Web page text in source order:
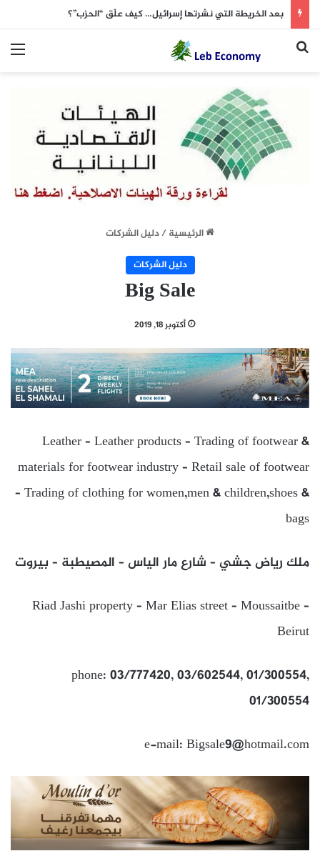
بعد الخريطة التي نشرتها إسرائيل… كيف علّق “الحزب”؟
بحث عن
الرئيسية/دليل الشركات
دليل الشركات
Big Sale
أكتوبر 18, 2019
Leather – Leather products – Trading of footwear &
materials for footwear industry – Retail sale of footwear
– Trading of clothing for women,men & children,shoes &
bags
ملك رياض جشي – شارع مار الياس – المصيطبة – بيروت
Riad Jashi property – Mar Elias street – Moussaitbe –
Beirut
phone: 03/777420, 03/602544, 01/300554,
01/300554
e-mail: Bigsale9@hotmail.com